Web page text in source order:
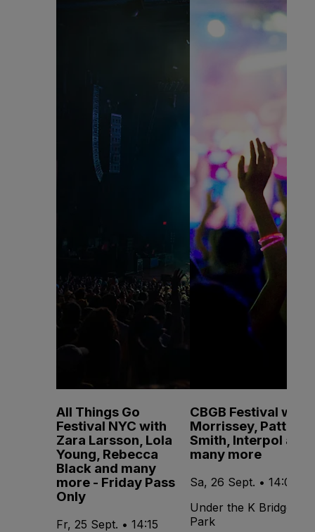
All Things Go
Festival NYC with
Zara Larsson, Lola
Young, Rebecca
Black and many
more - Friday Pass
Only
Fr, 25 Sept. • 14:15
CBGB Festival with
Morrissey, Patti
Smith, Interpol and
many more
Sa, 26 Sept. • 14:00
Under the K Bridge
Park